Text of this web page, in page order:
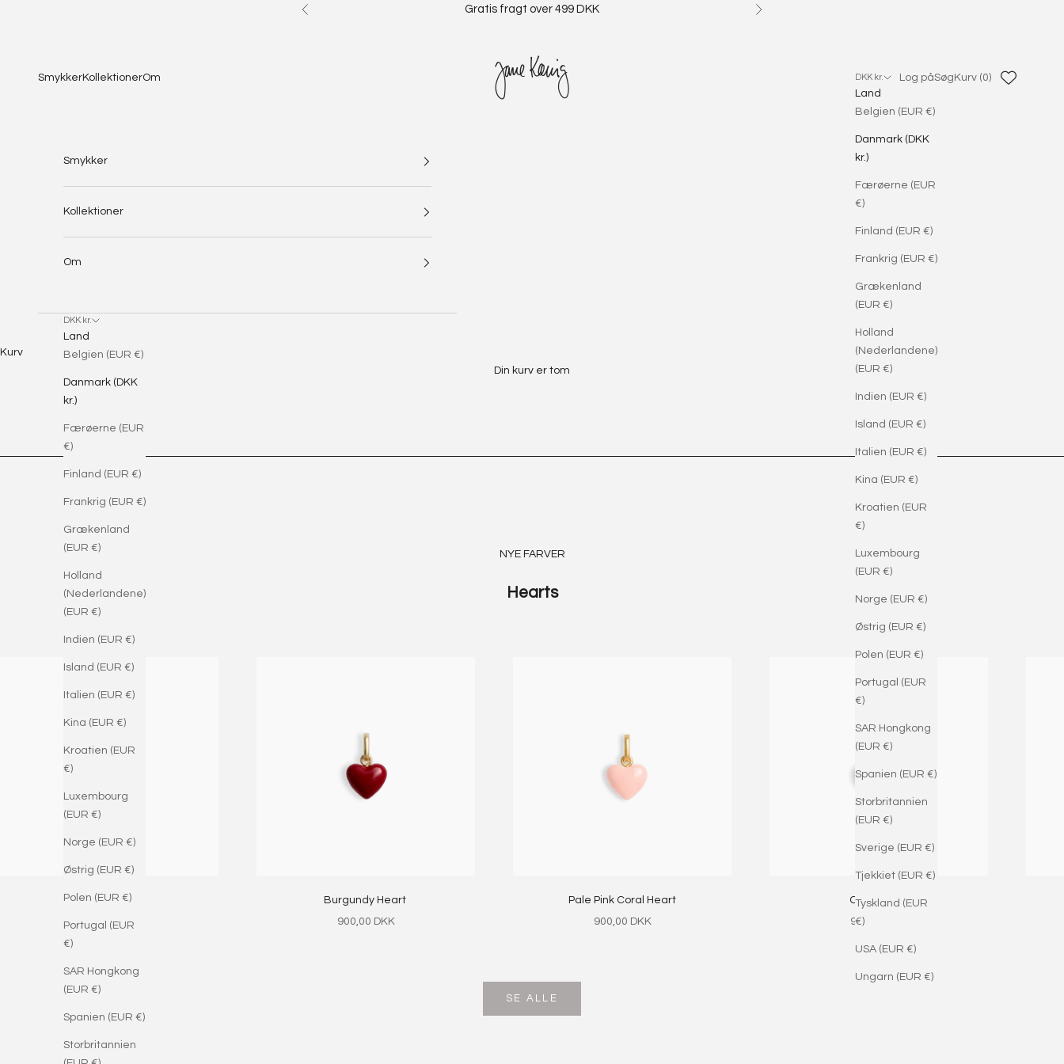
Forrige Gratis fragt over 499 DKK Næste
Jane Kønig
SmykkerKollektionerOm DKK kr.
Land
Belgien (EUR €)
Danmark (DKK
kr.)
Færøerne (EUR
€)
Finland (EUR €)
Frankrig (EUR €)
Grækenland
(EUR €)
Holland
(Nederlandene)
(EUR €)
Indien (EUR €)
Island (EUR €)
Italien (EUR €)
Kina (EUR €)
Kroatien (EUR
€)
Luxembourg
(EUR €)
Norge (EUR €)
Østrig (EUR €)
Polen (EUR €)
Portugal (EUR
€)
SAR Hongkong
(EUR €)
Spanien (EUR €)
Storbritannien
(EUR €)
Sverige (EUR €)
Tjekkiet (EUR €)
Tyskland (EUR
€)
USA (EUR €)
Ungarn (EUR €)
Log på
Log påSøg
SøgKurv
Kurv (0)
Smykker
Kollektioner
Om
DKK kr.
Land
Belgien (EUR €)
Danmark (DKK
kr.)
Færøerne (EUR
€)
Finland (EUR €)
Frankrig (EUR €)
Grækenland
(EUR €)
Holland
(Nederlandene)
(EUR €)
Indien (EUR €)
Island (EUR €)
Italien (EUR €)
Kina (EUR €)
Kroatien (EUR
€)
Luxembourg
(EUR €)
Norge (EUR €)
Østrig (EUR €)
Polen (EUR €)
Portugal (EUR
€)
SAR Hongkong
(EUR €)
Spanien (EUR €)
Storbritannien
Kurv
Din kurv er tom
NYE FARVER
Hearts
Onyx Heart
Salgspris
900,00 DKK
Burgundy Heart
Salgspris
900,00 DKK
Pale Pink Coral Heart
Salgspris
900,00 DKK
Coral Heart
Salgspris
900,00 DKK
SE ALLE